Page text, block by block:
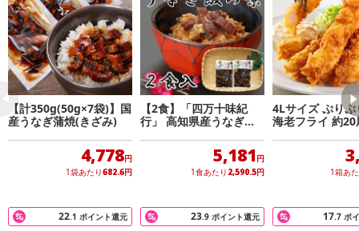
す。ちょうどよい大きさにカットしてあるので、盛るだけ完成！
目安の一つとして専門店では約80〜100gが一人前と言われています
ので、約5〜6人前は召し上がれる量となっています！
スタミナ料理として、よく知られている『うなぎ』。
ご飯に乗せたり、ひつまぶしにしたり、お茶漬けにしたり、美味し
いきざみうなぎを手間なく楽しめます。味付け済みで簡単レシピに
最適な一品です！
たっぷりお召し上がりください！
【計350g(50g×7袋)】国
産うなぎ蒲焼(きざみ)
4,778円
1袋あたり682.6円
22.1 ポイント還元
【2食】「四万十味紀
行」 高知県産うなぎ蒲
5,181 円
1食あたり 2,590.5円
23.9 ポイント還元
4Lサイズ ぷりぷ
海老フライ 約20
1箱あ
17.7 ポ